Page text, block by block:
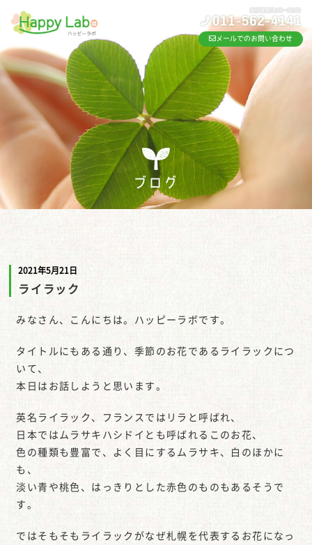
メールでのお問い合わせ
ブログ
2021年5月21日
ライラック
みなさん、こんにちは。ハッピーラボです。
タイトルにもある通り、季節のお花であるライラックにつ
いて、
本日はお話しようと思います。
英名ライラック、フランスではリラと呼ばれ、
日本ではムラサキハシドイとも呼ばれるこのお花、
色の種類も豊富で、よく目にするムラサキ、白のほかに
も、
淡い青や桃色、はっきりとした赤色のものもあるそうで
す。
ではそもそもライラックがなぜ札幌を代表するお花になっ